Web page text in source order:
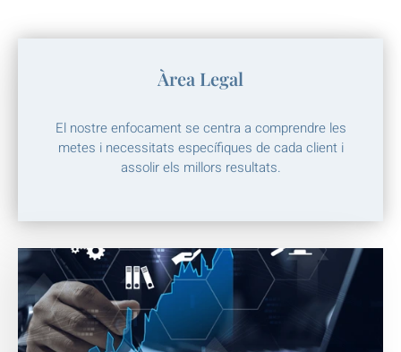
Àrea Legal
El nostre enfocament se centra a comprendre les
metes i necessitats específiques de cada client i
assolir els millors resultats.